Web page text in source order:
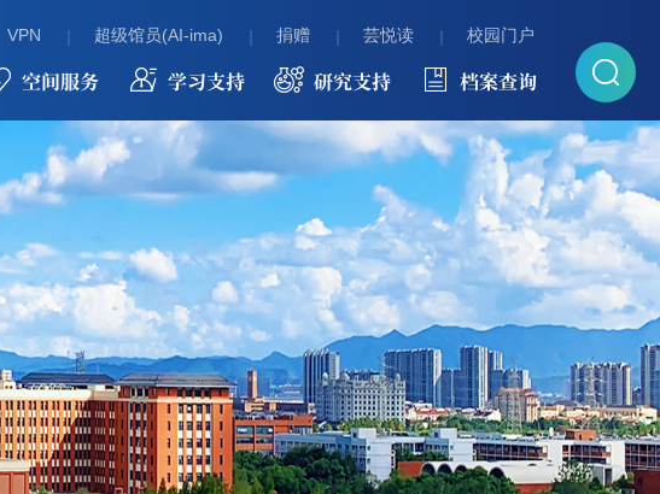
VPN 超级馆员(AI-ima) 捐赠 芸悦读 校园门户
空间服务 学习支持 研究支持 档案查询